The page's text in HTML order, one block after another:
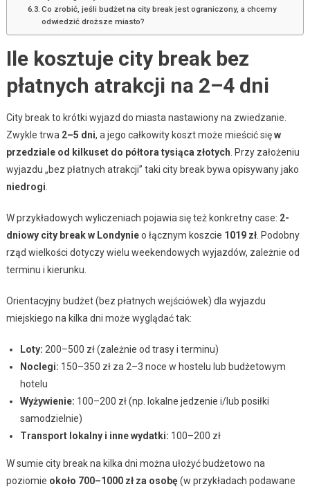
Co zrobić, jeśli budżet na city break jest ograniczony, a chcemy
odwiedzić droższe miasto?
Ile kosztuje city break bez
płatnych atrakcji na 2–4 dni
City break to krótki wyjazd do miasta nastawiony na zwiedzanie.
Zwykle trwa 2–5 dni, a jego całkowity koszt może mieścić sięw
przedziale od kilkuset do półtora tysiąca złotych . Przy założeniu
wyjazdu „bez płatnych atrakcji” taki city break bywa opisywany jako
niedrogi
W przykładowych wyliczeniach pojawia się też konkretny case: 2-
dniowy city break w Londynieo łącznym koszcie 1019 zł. Podobny
rząd wielkości dotyczy wielu weekendowych wyjazdów, zależnie od
terminu i kierunku.
Orientacyjny budżet (bez płatnych wejściówek) dla wyjazdu
miejskiego na kilka dni może wyglądać tak:
Loty: 200–500 zł (zależnie od trasy i terminu)
Noclegi: 150–350 zł za 2–3 noce w hostelu lub budżetowym
hotelu
Wyżywienie: 100–200 zł (np. lokalne jedzenie i/lub posiłki
samodzielnie)
Transport lokalny i inne wydatki: 100–200 zł
W sumie city break na kilka dni można ułożyć budżetowo na
poziomie około 700–1000 zł za osobę(w przykładach podawane